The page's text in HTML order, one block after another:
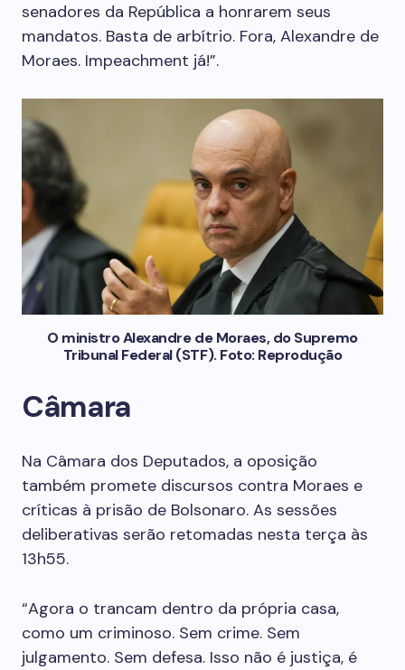
senadores da República a honrarem seus
mandatos. Basta de arbítrio. Fora, Alexandre de
Moraes. Impeachment já!”.
O ministro Alexandre de Moraes, do Supremo
Tribunal Federal (STF). Foto: Reprodução
Câmara
Na Câmara dos Deputados, a oposição
também promete discursos contra Moraes e
críticas à prisão de Bolsonaro. As sessões
deliberativas serão retomadas nesta terça às
13h55.
“Agora o trancam dentro da própria casa,
como um criminoso. Sem crime. Sem
julgamento. Sem defesa. Isso não é justiça, é